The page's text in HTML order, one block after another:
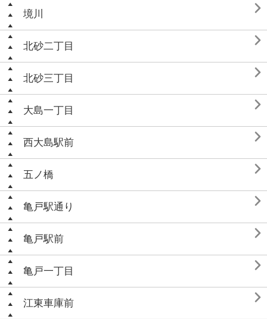
境川 
北砂二丁目 
北砂三丁目 
大島一丁目 
西大島駅前 
五ノ橋 
亀戸駅通り 
亀戸駅前 
亀戸一丁目 
江東車庫前 